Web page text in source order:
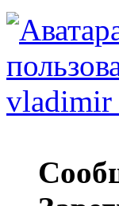
vladimir